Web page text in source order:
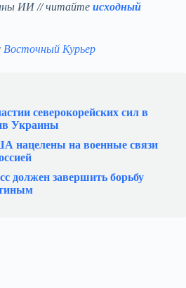
ИИ // читайте исходный
Восточный Курьер
северокорейских сил в
Украины
нацелены на военные связи
должен завершить борьбу